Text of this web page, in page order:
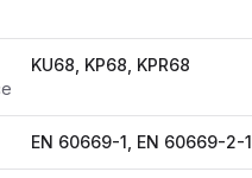
KU68, KP68, KPR68
EN 60669-1, EN 60669-2-1